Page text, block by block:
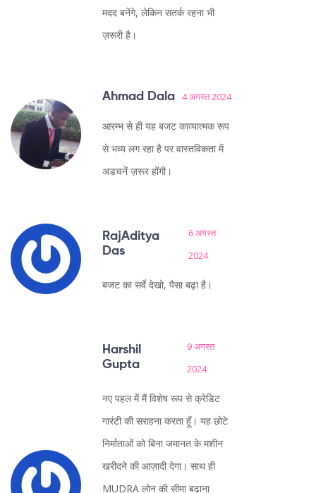
मदद बनेंगे, लेकिन सतर्क रहना भी
ज़रूरी है।
Ahmad Dala 4 अगस्त 2024
आरम्भ से ही यह बजट काव्यात्मक रूप
से भव्य लग रहा है पर वास्तविकता में
अडचनें ज़रूर होंगी।
RajAditya
Das
6 अगस्त
2024
बजट का सर्वे देखो, पैसा बढ़ा है।
Harshil
Gupta
9 अगस्त
2024
नए पहल में मैं विशेष रूप से क्रेडिट
गारंटी की सराहना करता हूँ। यह छोटे
निर्माताओं को बिना जमानत के मशीन
खरीदने की आज़ादी देगा। साथ ही
MUDRA लोन की सीमा बढ़ाना